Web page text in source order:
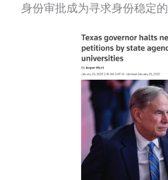
身份审批成为寻求身份稳定的